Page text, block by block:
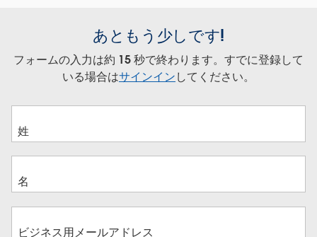
あともう少しです!
フォームの入力は約 15 秒で終わります。すでに登録して
いる場合はサインインしてください。